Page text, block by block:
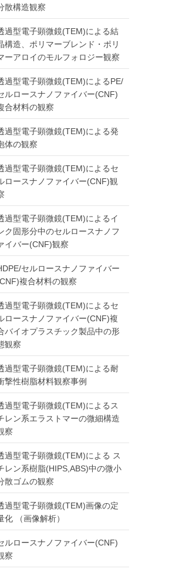
散構造観察
過型電子顕微鏡(TEM)による結
構造、ポリマーブレンド・ポリ
ーアロイのモルフォロジー観察
過型電子顕微鏡(TEM)によるPE/
ルロースナノファイバー(CNF)
合材料の観察
過型電子顕微鏡(TEM)による発
体の観察
過型電子顕微鏡(TEM)によるセ
ロースナノファイバー(CNF)観
過型電子顕微鏡(TEM)によるイ
ク固形分中のセルロースナノフ
イバー(CNF)観察
セルロースナノファイバー
複合材料の観察
過型電子顕微鏡(TEM)によるセ
ロースナノファイバー(CNF)複
バイオプラスチック製品中の形
観察
過型電子顕微鏡(TEM)による耐
撃性樹脂材料観察事例
過型電子顕微鏡(TEM)によるス
レン系エラストマーの微細構造
察
過型電子顕微鏡(TEM)による ス
レン系樹脂(HIPS,ABS)中の微小
散ゴムの観察
過型電子顕微鏡(TEM)画像の定
化 （画像解析）
ルロースナノファイバー(CNF)
察